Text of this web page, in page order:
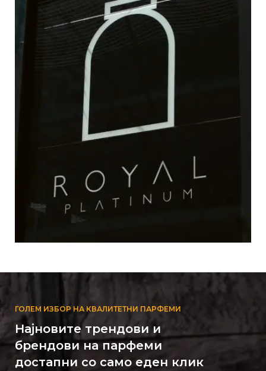
ГОЛЕМ ИЗБОР НА КВАЛИТЕТНИ ПАРФЕМИ
Најновите трендови и
брендови на парфеми
достапни со само еден клик